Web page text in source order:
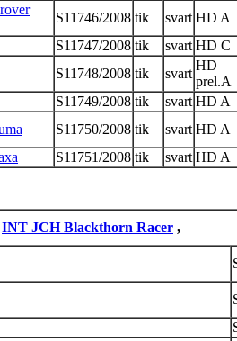
S11746/2008 tik svart HD A
S11747/2008 tik svart HD C
S11748/2008 tik svart
HD
prel.A
S11749/2008 tik svart HD A
S11750/2008 tik svart HD A
S11751/2008 tik svart HD A
INT JCH Blackthorn Racer ,